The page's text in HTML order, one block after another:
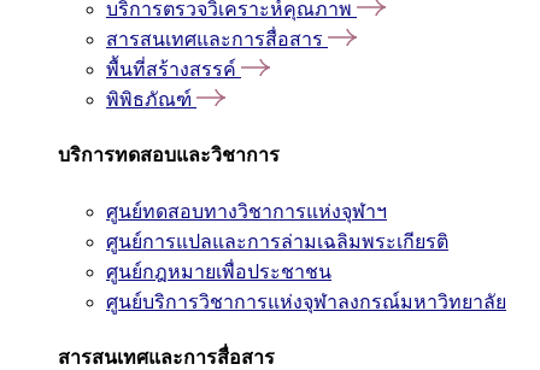
บริการตรวจวิเคราะห์คุณภาพ
สารสนเทศและการสื่อสาร
พื้นที่สร้างสรรค์
พิพิธภัณฑ์
บริการทดสอบและวิชาการ
ศูนย์ทดสอบทางวิชาการแห่งจุฬาฯ
ศูนย์การแปลและการล่ามเฉลิมพระเกียรติ
ศูนย์กฎหมายเพื่อประชาชน
ศูนย์บริการวิชาการแห่งจุฬาลงกรณ์มหาวิทยาลัย
สารสนเทศและการสื่อสาร